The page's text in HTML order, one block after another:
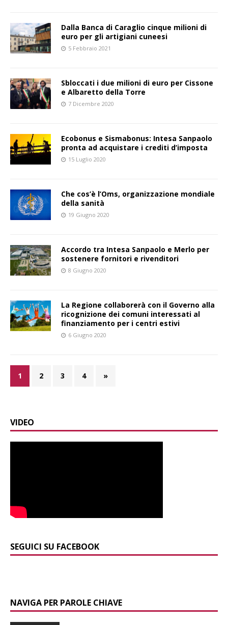
Dalla Banca di Caraglio cinque milioni di
euro per gli artigiani cuneesi
5 Febbraio 2021
Sbloccati i due milioni di euro per Cissone
e Albaretto della Torre
7 Dicembre 2020
Ecobonus e Sismabonus: Intesa Sanpaolo
pronta ad acquistare i crediti d’imposta
15 Luglio 2020
Che cos’è l’Oms, organizzazione mondiale
della sanità
19 Giugno 2020
Accordo tra Intesa Sanpaolo e Merlo per
sostenere fornitori e rivenditori
8 Giugno 2020
La Regione collaborerà con il Governo alla
ricognizione dei comuni interessati al
finanziamento per i centri estivi
6 Giugno 2020
1 2 3 4 »
VIDEO
SEGUICI SU FACEBOOK
NAVIGA PER PAROLE CHIAVE